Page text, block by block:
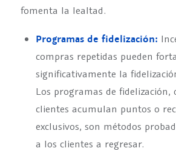
fomenta la lealtad.
Programas de fidelización:
compras repetidas pueden
significativamente la
Los programas de fidelización,
clientes acumulan puntos o
exclusivos, son métodos
a los clientes a regresar.